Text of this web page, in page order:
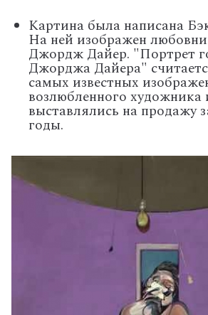
Картина была написана
На ней изображен
Джордж Дайер. "Портрет
Джорджа Дайера"
самых известных
возлюбленного художника
выставлялись на продажу
годы.